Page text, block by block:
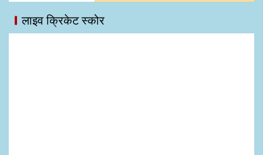
लाइव क्रिकेट स्कोर